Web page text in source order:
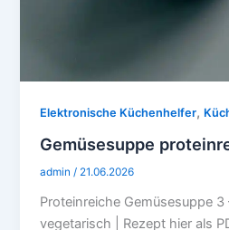
Elektronische Küchenhelfer,
Gemüsesuppe
admin / 21.06.2026
Proteinreiche Gemüsesuppe 3
vegetarisch | Rezept hier als